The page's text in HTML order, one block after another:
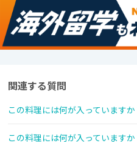
関連する質問
この料理には何が入っています
この料理には何が入っています